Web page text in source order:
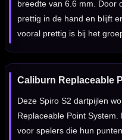
breedte van 6.6 mm. Door
prettig in de hand en blijft
vooral prettig is bij het
Caliburn Replaceable
Deze Spiro S2 dartpijlen
Replaceable Point
voor spelers die hun